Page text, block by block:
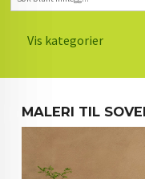
Vis kategorier
KUNST OG KUNSTNEREN
MALERI TIL